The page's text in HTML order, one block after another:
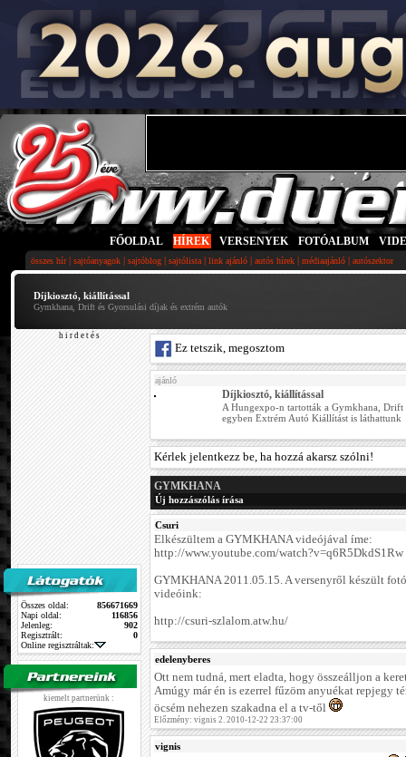
FŐOLDAL HÍREK VERSENYEK FOTÓALBUM
összes hír| sajtóanyagok | sajtóblog | sajtólista | link ajánló | autós hírek | médiaajánló | autószektor
Díjkiosztó, kiállítással
Gymkhana, Drift és Gyorsulási díjak és extrém autók
h i r d e t é s
Összes oldal:
856671669
Napi oldal:
116856
Jelenleg:
902
Regisztrált:
0
Online regisztráltak:
kiemelt partnerünk :
Ez tetszik, megosztom
ajánló
Díjkiosztó, kiállítással
A Hungexpo-n tartották a Gymkhana, Drift
egyben Extrém Autó Kiállítást is láthattunk
Kérlek jelentkezz be, ha hozzá akarsz szólni!
GYMKHANA
Új hozzászólás írása
Csuri
Elkészültem a GYMKHANA videójával íme:
http://www.youtube.com/watch?v=q6R5DkdS1Rw
GYMKHANA 2011.05.15. A versenyről készült
videóink:
http://csuri-szlalom.atw.hu/
edelenyberes
Ott nem tudná, mert eladta, hogy összeálljon a
Amúgy már én is ezerrel fűzöm anyuékat repjegy
öcsém nehezen szakadna el a tv-től
Előzmény: vignis 2. 2010-12-22 23:37:00
vignis